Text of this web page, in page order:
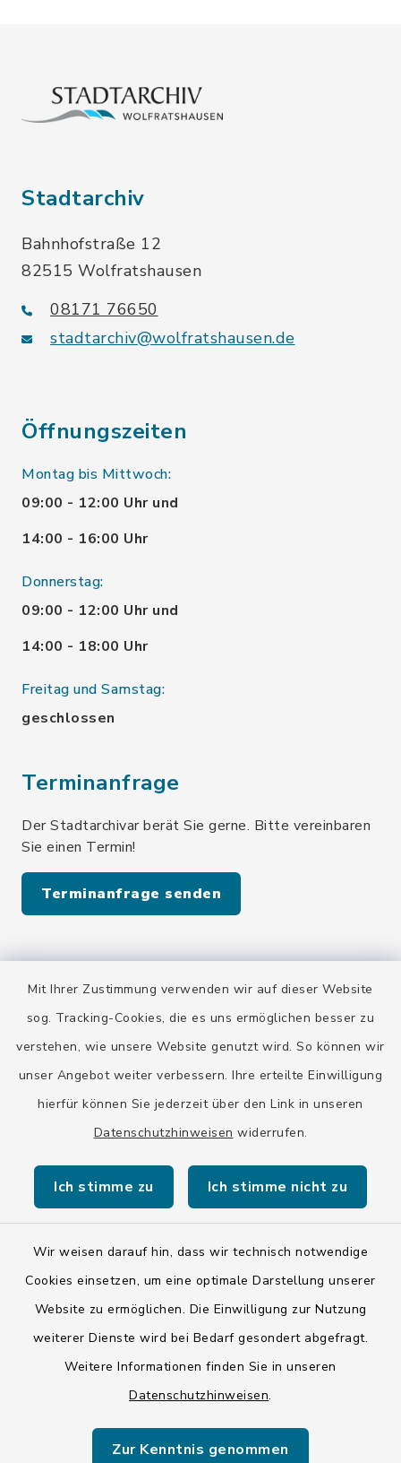
Mit Ihrer Zustimmung verwenden wir auf dieser Website
sog. Tracking-Cookies, die es uns ermöglichen besser zu
verstehen, wie unsere Website genutzt wird. So können wir
unser Angebot weiter verbessern. Ihre erteilte Einwilligung
hierfür können Sie jederzeit über den Link in unseren
Datenschutzhinweisen widerrufen.
Ich stimme zu Ich stimme nicht zu
Wir weisen darauf hin, dass wir technisch notwendige
Cookies einsetzen, um eine optimale Darstellung unserer
Website zu ermöglichen. Die Einwilligung zur Nutzung
weiterer Dienste wird bei Bedarf gesondert abgefragt.
Weitere Informationen finden Sie in unseren
Datenschutzhinweisen.
Zur Kenntnis genommen
Stadtarchiv
Bahnhofstraße 12
82515 Wolfratshausen
08171 76650
stadtarchiv@wolfratshausen.de
Öffnungszeiten
Montag bis Mittwoch:
09:00 - 12:00 Uhr und
14:00 - 16:00 Uhr
Donnerstag:
09:00 - 12:00 Uhr und
14:00 - 18:00 Uhr
Freitag und Samstag:
geschlossen
Terminanfrage
Der Stadtarchivar berät Sie gerne. Bitte vereinbaren
Sie einen Termin!
Terminanfrage senden
Quicklinks
Stadt Wolfratshausen
Kontakt
Barrierefreiheit
Impressum
ISIS 12
Sitemap
Cookie-Einstellungen